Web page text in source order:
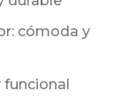
cómoda y
funcional